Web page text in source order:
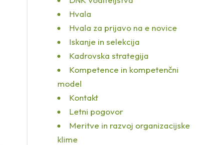
Hvala
Hvala za prijavo na e novice
Iskanje in selekcija
Kadrovska strategija
Kompetence in kompetenčni
model
Kontakt
Letni pogovor
Meritve in razvoj organizacijske
klime